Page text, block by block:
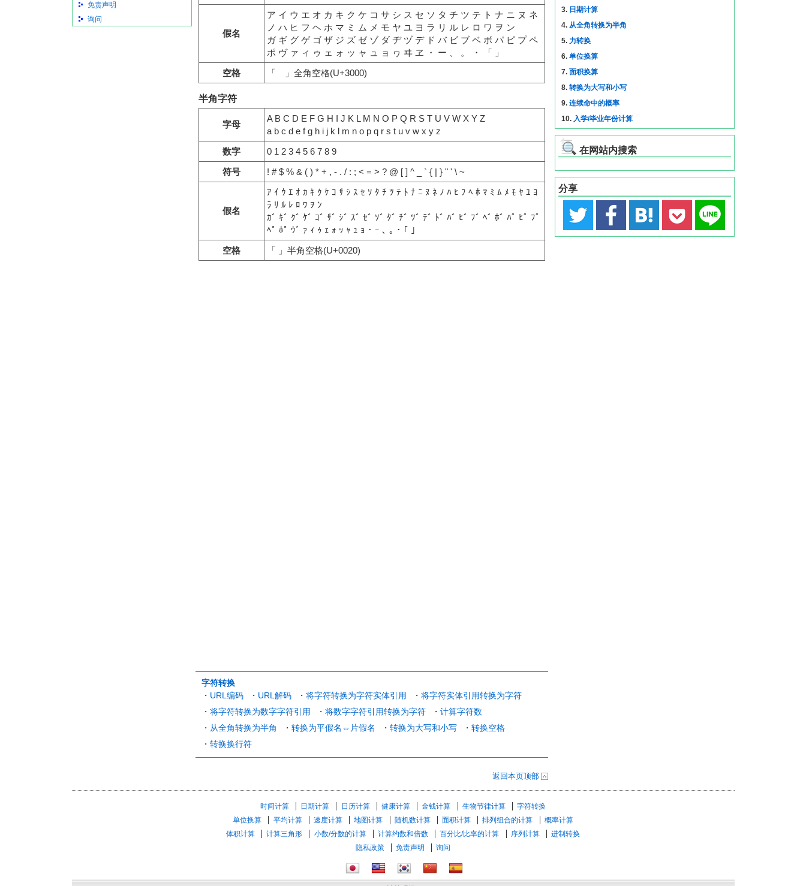
免责声明
询问
假名
ア イ ウ エ オ カ キ ク ケ コ サ シ ス セ ソ タ チ ツ テ ト ナ ニ ヌ ネ
ノ ハ ヒ フ ヘ ホ マ ミ ム メ モ ヤ ユ ヨ ラ リ ル レ ロ ワ ヲ ン
ガ ギ グ ゲ ゴ ザ ジ ズ ゼ ゾ ダ ヂ ヅ デ ド バ ビ ブ ベ ボ パ ピ プ ペ
ポ ヴ ァ ィ ゥ ェ ォ ッ ャ ュ ョ ヮ ヰ ヱ ・ ー 、 。 ・ 「 」
空格
「 」全角空格(U+3000)
半角字符
字母
A B C D E F G H I J K L M N O P Q R S T U V W X Y Z
a b c d e f g h i j k l m n o p q r s t u v w x y z
数字
0 1 2 3 4 5 6 7 8 9
符号
! # $ % & ( ) * + , - . / : ; < = > ? @ [ ] ^ _ ` { | } " ' \ ~
假名
ｱ ｲ ｳ ｴ ｵ ｶ ｷ ｸ ｹ ｺ ｻ ｼ ｽ ｾ ｿ ﾀ ﾁ ﾂ ﾃ ﾄ ﾅ ﾆ ﾇ ﾈ ﾉ ﾊ ﾋ ﾌ ﾍ ﾎ ﾏ ﾐ ﾑ ﾒ ﾓ ﾔ ﾕ ﾖ
ﾗ ﾘ ﾙ ﾚ ﾛ ﾜ ｦ ﾝ
ｶﾞ ｷﾞ ｸﾞ ｹﾞ ｺﾞ ｻﾞ ｼﾞ ｽﾞ ｾﾞ ｿﾞ ﾀﾞ ﾁﾞ ﾂﾞ ﾃﾞ ﾄﾞ ﾊﾞ ﾋﾞ ﾌﾞ ﾍﾞ ﾎﾞ ﾊﾟ ﾋﾟ ﾌﾟ
ﾍﾟ ﾎﾟ ｳﾞ ｧ ｨ ｩ ｪ ｫ ｯ ｬ ｭ ｮ ･ ｰ ､ ｡ ･ ｢ ｣
空格
「 」半角空格(U+0020)
字符转换
・ URL编码 ・ URL解码 ・ 将字符转换为字符实体引用 ・ 将字符实体引用转换为字符
・ 将字符转换为数字字符引用 ・ 将数字字符引用转换为字符 ・ 计算字符数
・ 从全角转换为半角 ・ 转换为平假名⇔片假名 ・ 转换为大写和小写 ・ 转换空格
・ 转换换行符
返回本页顶部
3. 日期计算
4. 从全角转换为半角
5. 力转换
6. 单位换算
7. 面积换算
8. 转换为大写和小写
9. 连续命中的概率
10. 入学/毕业年份计算
在网站内搜索
分享
时间计算 日期计算 日历计算 健康计算 金钱计算 生物节律计算
字符转换
单位换算
平均计算 速度计算 地图计算 随机数计算 面积计算 排列组合的计算
概率计算
体积计算
计算三角形 小数/分数的计算 计算约数和倍数 百分比/比率的计算 序列计算
进制转换
隐私政策
免责声明 询问